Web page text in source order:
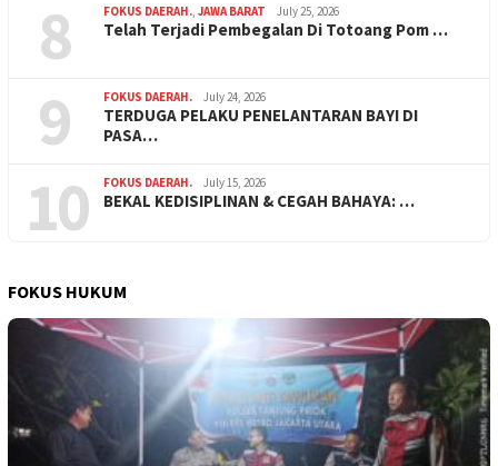
8 FOKUS DAERAH. JAWA BARAT July 25, 2026
Telah Terjadi Pembegalan Di Totoang Pom …
9 FOKUS DAERAH. July 24, 2026
TERDUGA PELAKU PENELANTARAN BAYI DI
PASA…
10 FOKUS DAERAH. July 15, 2026
BEKAL KEDISIPLINAN & CEGAH BAHAYA: …
FOKUS HUKUM